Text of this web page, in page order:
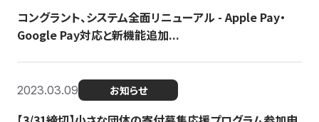
コングラント、システム全面リニューアル - Apple Pay・
Google Pay対応と新機能追加...
2023.03.09 お知らせ